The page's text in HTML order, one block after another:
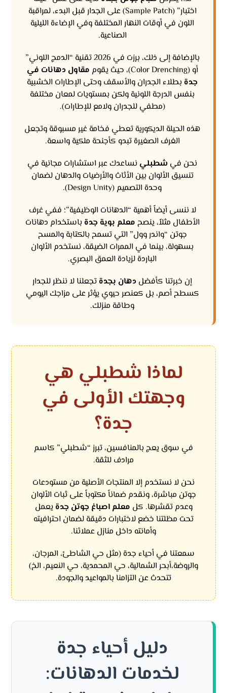
اختبار” (Sample Patch) على الجدار قبل البدء، لمراقبة
اللون في أوقات النهار المختلفة وفي الإضاءة الليلية
الصناعية.
بالإضافة إلى ذلك، برزت في 2026 تقنية “الدمج اللوني”
أو (Color Drenching)، حيث يقوم
مقاول دهانات في
جدة بطلاء الجدران والأسقف وحتى الإطارات الخشبية
بنفس الدرجة اللونية ولكن بمستويات لمعان مختلفة
(مطفي للجدران ولامع للإطارات).
هذه الحيلة الديكورية تعطي فخامة غير مسبوقة وتجعل
الغرف الصغيرة تبدو كأجنحة ملكية واسعة.
نحن في شطبلي نساعدك عبر استشارات مجانية في
تنسيق الألوان بين الأثاث والأرضيات والدهان لضمان
وحدة التصميم (Design Unity).
لا ننسى أيضاً أهمية “الدهانات الوظيفية”؛ ففي غرف
الأطفال مثلاً، ينصح معلم بوية جدة باستخدام دهانات
جوتن “واندر وول” التي تسمح بالكتابة والمسح
بسهولة، بينما في الممرات الضيقة، نستخدم الألوان
الباردة لزيادة العمق البصري.
إن خبرتنا كأفضل دهان بجدة تجعلنا لا ننظر للجدار
كسطح أصم، بل كعنصر حيوي يؤثر على مزاجك اليومي
وطاقة منزلك.
لماذا شطبلي هي
وجهتك الأولى في
جدة؟
في سوق يعج بالمنافسين، تبرز “شطبلي” كاسم
مرادف للثقة.
نحن لا نستخدم إلا المنتجات الأصلية من مستودعات
جوتن مباشرة، ونقدم ضماناً مكتوباً على ثبات الألوان
وعدم تقشرها. كل معلم اصباغ جوتن جدة يعمل
تحت مظلتنا خضع لاختبارات دقيقة لضمان احترافيته
وأمانته داخل منازل عملائنا.
سمعتنا في أحياء جدة (مثل حي الشاطئ، المرجان،
والروضة،أبحر الشمالية، حي المحمدية، حي النعيم، الخ)
تتحدث عن التزامنا بالمواعيد والجودة.
دليل أحياء جدة
لخدمات الدهانات: